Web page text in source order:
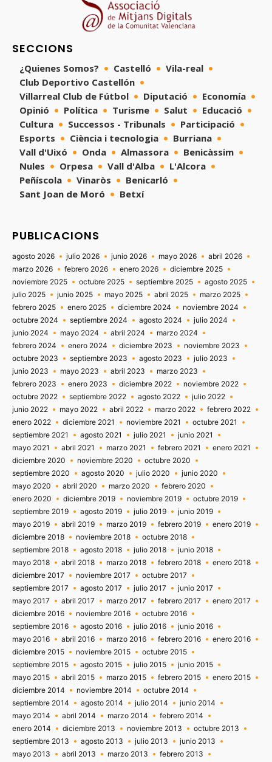
SECCIONS
¿Quienes Somos? Castelló
Vila-real
Club Deportivo Castellón
Villarreal Club de Fútbol
Diputació
Economía
Opinió
Política Turisme Salut
Educació
Cultura
Successos - Tribunals
Participació
Esports
Ciència i tecnologia
Burriana
Vall d'Uixó
Onda Almassora
Benicàssim
Nules
Orpesa Vall d'Alba
L'Alcora
Peñíscola
Vinaròs
Benicarló
Sant Joan de Moró
Betxí
PUBLICACIONS
agosto 2026 julio 2026 junio 2026 mayo 2026
abril 2026
marzo 2026
febrero 2026 enero 2026
diciembre 2025
noviembre 2025
octubre 2025 septiembre 2025
agosto 2025
julio 2025
junio 2025 mayo 2025 abril 2025
marzo 2025
febrero 2025
enero 2025 diciembre 2024
noviembre 2024
octubre 2024
septiembre 2024 agosto 2024
julio 2024
junio 2024
mayo 2024 abril 2024
marzo 2024
febrero 2024
enero 2024 diciembre 2023
noviembre 2023
octubre 2023
septiembre 2023 agosto 2023
julio 2023
junio 2023
mayo 2023 abril 2023
marzo 2023
febrero 2023
enero 2023 diciembre 2022
noviembre 2022
octubre 2022
septiembre 2022 agosto 2022
julio 2022
junio 2022
mayo 2022 abril 2022 marzo 2022
febrero 2022
enero 2022
diciembre 2021 noviembre 2021
octubre 2021
septiembre 2021
agosto 2021 julio 2021
junio 2021
mayo 2021
abril 2021 marzo 2021 febrero 2021
enero 2021
diciembre 2020
noviembre 2020
octubre 2020
septiembre 2020
agosto 2020 julio 2020
junio 2020
mayo 2020
abril 2020 marzo 2020
febrero 2020
enero 2020
diciembre 2019 noviembre 2019
octubre 2019
septiembre 2019
agosto 2019 julio 2019
junio 2019
mayo 2019
abril 2019 marzo 2019 febrero 2019
enero 2019
diciembre 2018
noviembre 2018
octubre 2018
septiembre 2018
agosto 2018 julio 2018
junio 2018
mayo 2018
abril 2018 marzo 2018 febrero 2018
enero 2018
diciembre 2017
noviembre 2017
octubre 2017
septiembre 2017
agosto 2017 julio 2017
junio 2017
mayo 2017
abril 2017 marzo 2017 febrero 2017
enero 2017
diciembre 2016
noviembre 2016
octubre 2016
septiembre 2016
agosto 2016 julio 2016
junio 2016
mayo 2016
abril 2016 marzo 2016 febrero 2016
enero 2016
diciembre 2015
noviembre 2015
octubre 2015
septiembre 2015
agosto 2015 julio 2015
junio 2015
mayo 2015
abril 2015 marzo 2015 febrero 2015
enero 2015
diciembre 2014
noviembre 2014
octubre 2014
septiembre 2014
agosto 2014 julio 2014
junio 2014
mayo 2014
abril 2014 marzo 2014
febrero 2014
enero 2014
diciembre 2013 noviembre 2013
octubre 2013
septiembre 2013
agosto 2013 julio 2013
junio 2013
mayo 2013
abril 2013 marzo 2013
febrero 2013